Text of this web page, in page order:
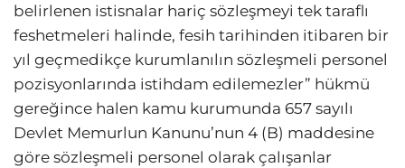
belirlenen istisnalar hariç sözleşmeyi tek taraflı
feshetmeleri halinde, fesih tarihinden itibaren bir
yıl geçmedikçe kurumlanılın sözleşmeli personel
pozisyonlarında istihdam edilemezler” hükmü
gereğince halen kamu kurumunda 657 sayılı
Devlet Memurlun Kanunu’nun 4 (B) maddesine
göre sözleşmeli personel olarak çalışanlar